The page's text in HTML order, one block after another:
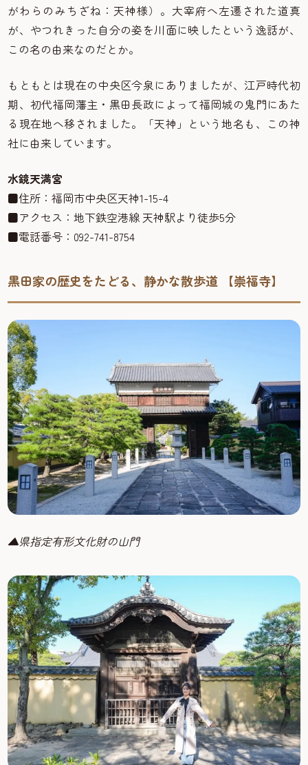
がわらのみちざね：天神様）。大宰府へ左遷された道真
が、やつれきった自分の姿を川面に映したという逸話が、
この名の由来なのだとか。
もともとは現在の中央区今泉にありましたが、江戸時代初
期、初代福岡藩主・黒田長政によって福岡城の鬼門にあた
る現在地へ移されました。「天神」という地名も、この神
社に由来しています。
水鏡天満宮
■住所：福岡市中央区天神1-15-4
■アクセス：地下鉄空港線 天神駅より徒歩5分
■電話番号：092-741-8754
黒田家の歴史をたどる、静かな散歩道 【崇福寺】
▲県指定有形文化財の山門